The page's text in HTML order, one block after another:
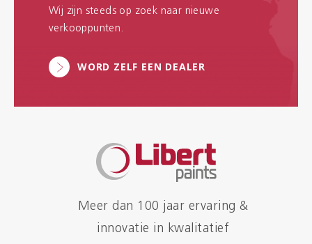
Wij zijn steeds op zoek naar nieuwe
verkooppunten.
WORD ZELF EEN DEALER
Meer dan 100 jaar ervaring &
innovatie in kwalitatief